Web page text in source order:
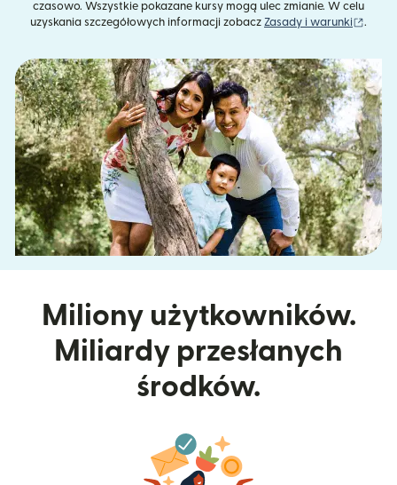
czasowo. Wszystkie pokazane kursy mogą ulec zmianie. W celu
uzyskania szczegółowych informacji zobacz Zasady i warunki .
Miliony użytkowników.
Miliardy przesłanych
środków.